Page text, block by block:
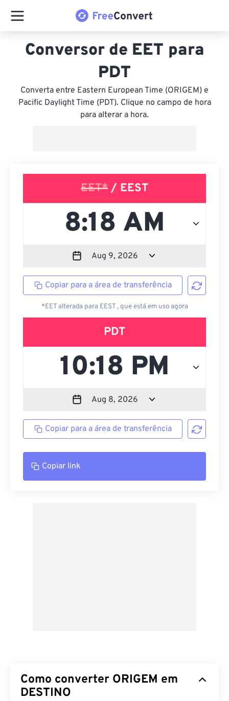
Conversor de EET para
PDT
Converta entre Eastern European Time (ORIGEM) e
Pacific Daylight Time (PDT). Clique no campo de hora
para alterar a hora.
EET* / EEST
Copiar para a área de transferência
*EET alterada para EEST , que está em uso agora
PDT
Copiar para a área de transferência
Copiar link
Como converter ORIGEM em
DESTINO